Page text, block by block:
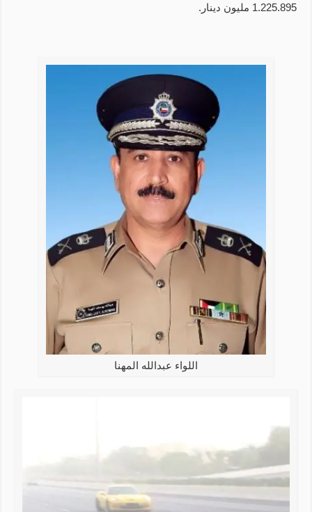
1.225.895 مليون دينار.
اللواء عبدالله المهنا